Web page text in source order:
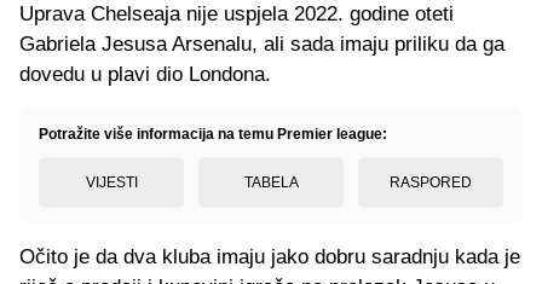
Uprava Chelseaja nije uspjela 2022. godine oteti
Gabriela Jesusa Arsenalu, ali sada imaju priliku da ga
dovedu u plavi dio Londona.
Potražite više informacija na temu Premier league:
VIJESTI TABELA RASPORED
Očito je da dva kluba imaju jako dobru saradnju kada je